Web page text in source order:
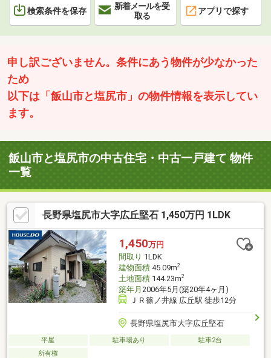
検索条件を保存
新着メールを受
取る
アプリで探す
申し訳ございません。条件にあう物件が少なかった
ため
以下は「飯山市と塩尻市」の物件情報を表示してい
ます。
飯山市と塩尻市の中古住宅・中古一戸建て 物件
一覧
長野県塩尻市大字広丘堅石 1,450万円 1LDK
1,450万円
間取り 1LDK
建物面積45.09m2
土地面積144.23m2
築年月 2006年5月(築20年4ヶ月)
ＪＲ篠ノ井線 広丘駅 徒歩12分
長野県塩尻市大字広丘堅石
平屋 駐車場あり
駐車2台
所有権